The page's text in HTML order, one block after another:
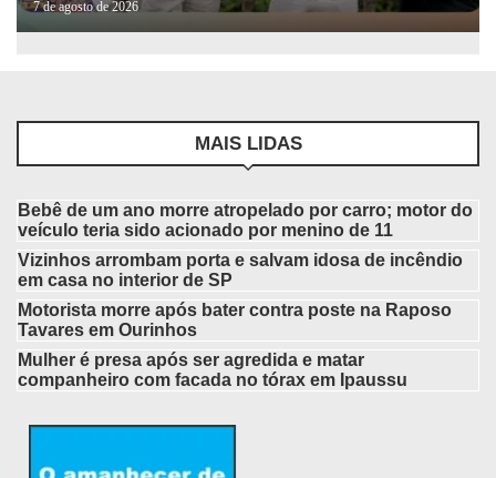
7 de agosto de 2026
MAIS LIDAS
Bebê de um ano morre atropelado por carro; motor do
veículo teria sido acionado por menino de 11
Vizinhos arrombam porta e salvam idosa de incêndio
em casa no interior de SP
Motorista morre após bater contra poste na Raposo
Tavares em Ourinhos
Mulher é presa após ser agredida e matar
companheiro com facada no tórax em Ipaussu